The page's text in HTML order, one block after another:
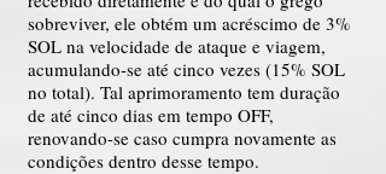
sobreviver, ele obtém um acréscimo de 3%
SOL na velocidade de ataque e viagem,
acumulando-se até cinco vezes (15% SOL
no total). Tal aprimoramento tem duração
de até cinco dias em tempo OFF,
renovando-se caso cumpra novamente as
condições dentro desse tempo.